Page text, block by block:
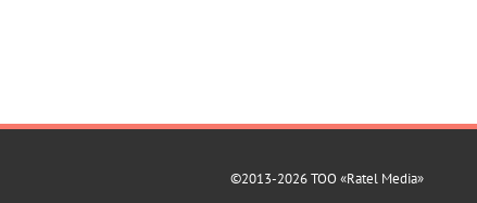
©2013-2026 ТОО «Ratel Media»